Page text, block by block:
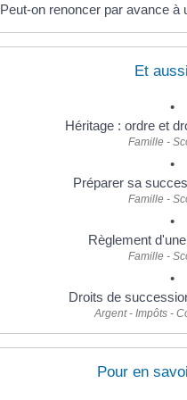
Peut-on renoncer par avance à
Et aussi
Héritage : ordre et
Famille -
Préparer sa
Famille -
Règlement
Famille -
Droits de
Argent - Impôts -
Pour en